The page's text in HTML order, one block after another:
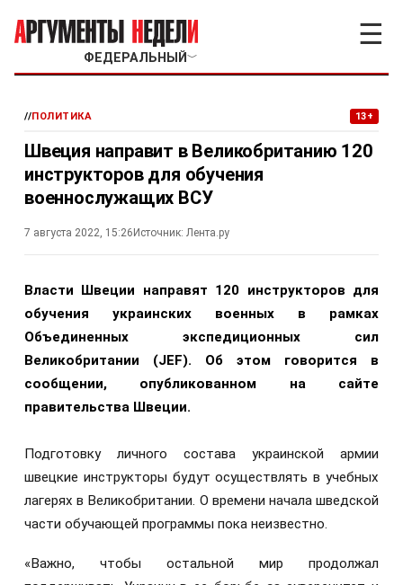
ФЕДЕРАЛЬНЫЙ ﹀
☰
//ПОЛИТИКА 13+
Швеция направит в Великобританию 120
инструкторов для обучения
военнослужащих ВСУ
7 августа 2022, 15:26 Источник: Лента.ру
Власти Швеции направят 120 инструкторов для
обучения украинских военных в рамках
Объединенных экспедиционных сил
Великобритании (JEF). Об этом говорится в
сообщении, опубликованном на сайте
правительства Швеции.
Подготовку личного состава украинской армии
швецкие инструкторы будут осуществлять в учебных
лагерях в Великобритании. О времени начала шведской
части обучающей программы пока неизвестно.
«Важно, чтобы остальной мир продолжал